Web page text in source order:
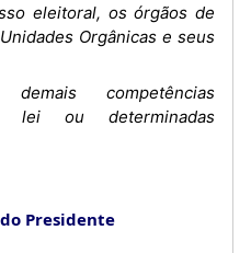
eleitoral, os órgãos de
Orgânicas e seus
competências
lei ou determinadas
Presidente